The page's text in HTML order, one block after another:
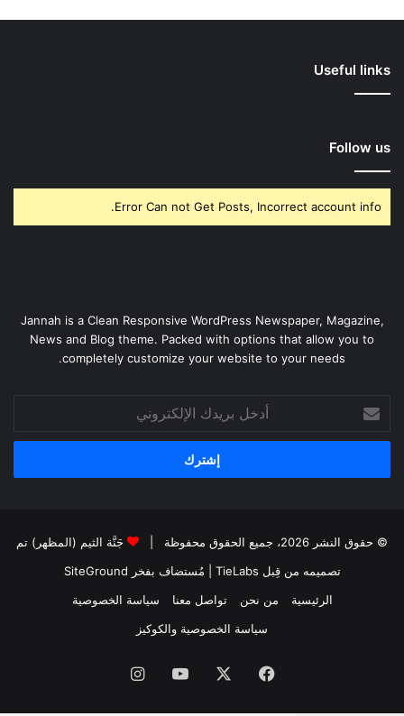
Useful links
Follow us
Error Can not Get Posts, Incorrect account info.
Jannah is a Clean Responsive WordPress Newspaper, Magazine,
News and Blog theme. Packed with options that allow you to
completely customize your website to your needs.
بريدك
الإلكتروني
© حقوق النشر 2026، جميع الحقوق محفوظة |
جَنَّة الثيم (المظهر) تم
تصميمه من قِبل TieLabs
| مُستضاف بفخر SiteGround
الرئيسية
من نحن تواصل معنا
سياسة الخصوصية
سياسة الخصوصية والكوكيز
فيسبوك ‫YouTubeانستقرام